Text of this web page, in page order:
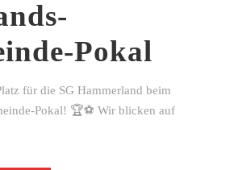
Pokal
für die SG Hammerland beim
Pokal! 🏆⚽ Wir blicken auf